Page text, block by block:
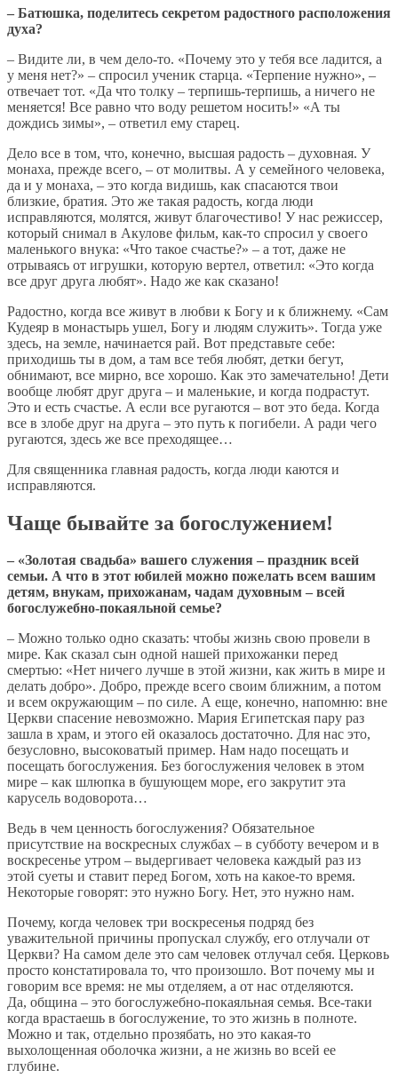
– Батюшка, поделитесь секретом радостного расположения
духа?
– Видите ли, в чем дело-то. «Почему это у тебя все ладится, а
у меня нет?» – спросил ученик старца. «Терпение нужно», –
отвечает тот. «Да что толку – терпишь-терпишь, а ничего не
меняется! Все равно что воду решетом носить!» «А ты
дождись зимы», – ответил ему старец.
Дело все в том, что, конечно, высшая радость – духовная. У
монаха, прежде всего, – от молитвы. А у семейного человека,
да и у монаха, – это когда видишь, как спасаются твои
близкие, братия. Это же такая радость, когда люди
исправляются, молятся, живут благочестиво! У нас режиссер,
который снимал в Акулове фильм, как-то спросил у своего
маленького внука: «Что такое счастье?» – а тот, даже не
отрываясь от игрушки, которую вертел, ответил: «Это когда
все друг друга любят». Надо же как сказано!
Радостно, когда все живут в любви к Богу и к ближнему. «Сам
Кудеяр в монастырь ушел, Богу и людям служить». Тогда уже
здесь, на земле, начинается рай. Вот представьте себе:
приходишь ты в дом, а там все тебя любят, детки бегут,
обнимают, все мирно, все хорошо. Как это замечательно! Дети
вообще любят друг друга – и маленькие, и когда подрастут.
Это и есть счастье. А если все ругаются – вот это беда. Когда
все в злобе друг на друга – это путь к погибели. А ради чего
ругаются, здесь же все преходящее…
Для священника главная радость, когда люди каются и
исправляются.
Чаще бывайте за богослужением!
– «Золотая свадьба» вашего служения – праздник всей
семьи. А что в этот юбилей можно пожелать всем вашим
детям, внукам, прихожанам, чадам духовным – всей
богослужебно-покаяльной семье?
– Можно только одно сказать: чтобы жизнь свою провели в
мире. Как сказал сын одной нашей прихожанки перед
смертью: «Нет ничего лучше в этой жизни, как жить в мире и
делать добро». Добро, прежде всего своим ближним, а потом
и всем окружающим – по силе. А еще, конечно, напомню: вне
Церкви спасение невозможно. Мария Египетская пару раз
зашла в храм, и этого ей оказалось достаточно. Для нас это,
безусловно, высоковатый пример. Нам надо посещать и
посещать богослужения. Без богослужения человек в этом
мире – как шлюпка в бушующем море, его закрутит эта
карусель водоворота…
Ведь в чем ценность богослужения? Обязательное
присутствие на воскресных службах – в субботу вечером и в
воскресенье утром – выдергивает человека каждый раз из
этой суеты и ставит перед Богом, хоть на какое-то время.
Некоторые говорят: это нужно Богу. Нет, это нужно нам.
Почему, когда человек три воскресенья подряд без
уважительной причины пропускал службу, его отлучали от
Церкви? На самом деле это сам человек отлучал себя. Церковь
просто констатировала то, что произошло. Вот почему мы и
говорим все время: не мы отделяем, а от нас отделяются.
Да, община – это богослужебно-покаяльная семья. Все-таки
когда врастаешь в богослужение, то это жизнь в полноте.
Можно и так, отдельно прозябать, но это какая-то
выхолощенная оболочка жизни, а не жизнь во всей ее
глубине.